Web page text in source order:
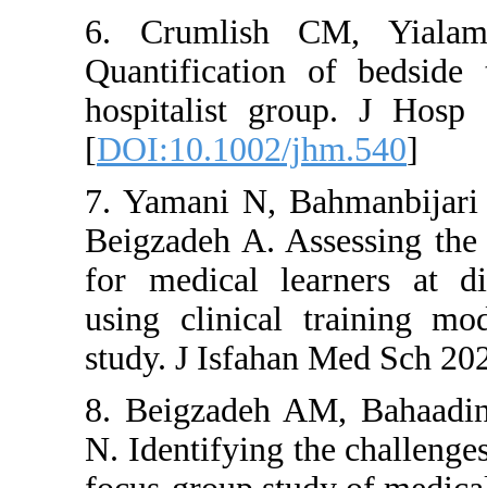
6.
[
7. Yamani
Beigzadeh
for
using
study. J
8.
N.